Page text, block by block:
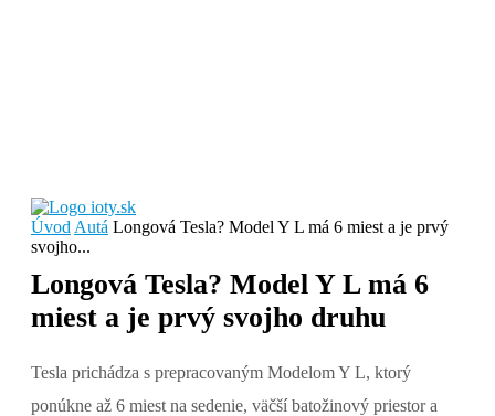
Úvod Autá Longová Tesla? Model Y L má 6 miest a je prvý
svojho...
Longová Tesla? Model Y L má 6
miest a je prvý svojho druhu
Tesla prichádza s prepracovaným Modelom Y L, ktorý
ponúkne až 6 miest na sedenie, väčší batožinový priestor a